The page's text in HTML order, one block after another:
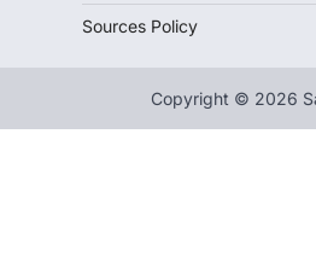
Sources Policy